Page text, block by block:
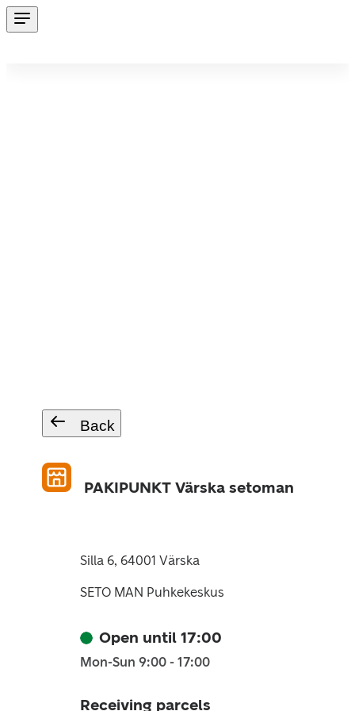
Back
PAKIPUNKT Värska setoman
Silla 6, 64001 Värska
SETO MAN Puhkekeskus
Open until 17:00
Mon-Sun 9:00 - 17:00
Receiving parcels